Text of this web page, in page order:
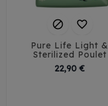
 
Pure Life Light &
Sterilized Poulet
22,90 €